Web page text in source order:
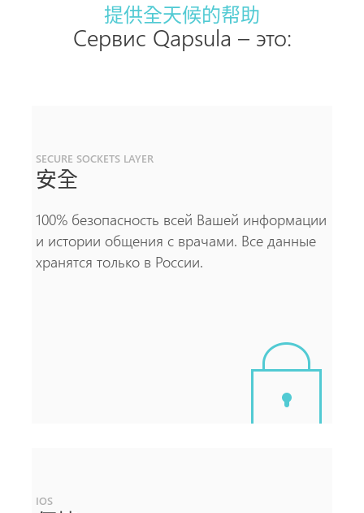
提供全天候的帮助
Сервис Qapsula – это:
SECURE SOCKETS LAYER
安全
100% безопасность всей Вашей информации
и истории общения с врачами. Все данные
хранятся только в России.
IOS